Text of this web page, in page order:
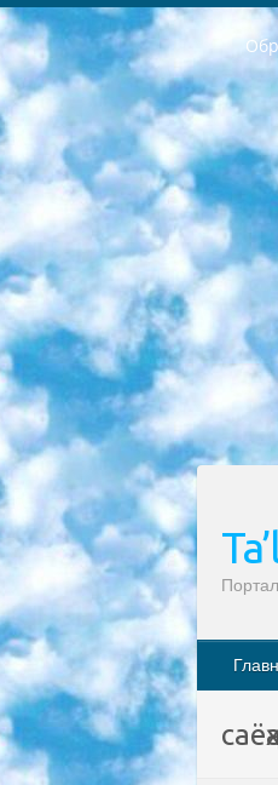
РЕСПУБЛИКА УЗБЕКИСТАН МИНИСТРЕРСТВО ДОШКОЛЬНОГО И ШКОЛЬНОГО ОБРАЗОВАНИЯ КОМАНДА в общеобразовательных учреждениях в 2023-2024 учебном году организация и проведение итоговой государственной аттестации обучающихся о Министра дошкольного и